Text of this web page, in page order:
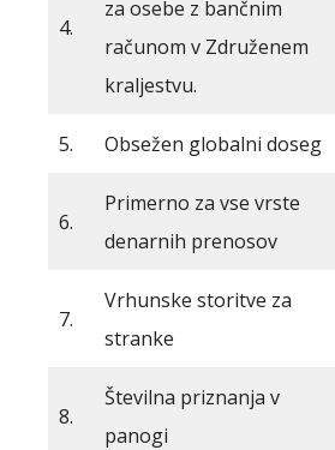
4.
za osebe z bančnim
računom v Združenem
kraljestvu.
5. Obsežen globalni doseg
6.
Primerno za vse vrste
denarnih prenosov
7.
Vrhunske storitve za
stranke
8.
Številna priznanja v
panogi